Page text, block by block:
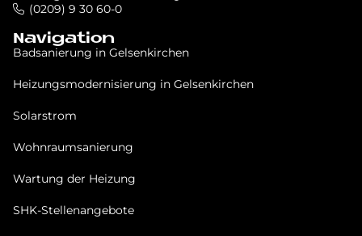
(0209) 9 30 60-0
Navigation
Badsanierung in Gel­sen­kir­chen
Heizungsmodernisierung in Gel­sen­kir­chen
Solarstrom
Wohnraumsanierung
Wartung der Heizung
SHK-Stellenangebote